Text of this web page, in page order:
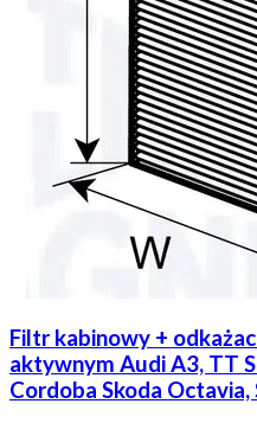
Filtr kabinowy +
aktywnym Audi A3, TT
Cordoba Skoda